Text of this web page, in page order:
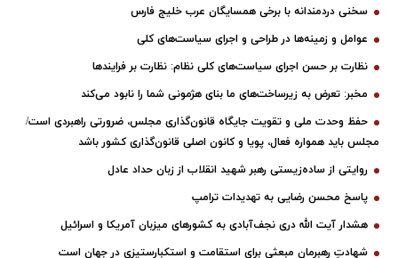
سخنی دردمندانه با برخی همسایگان عرب خلیج فارس
عوامل و زمینه‌ها در طراحی و اجرای سیاست‌های کلی
نظارت بر حسن اجرای سیاست‌های کلی نظام: نظارت بر فرایندها
مخبر: تعرض به زیرساخت‌های ما بنای هژمونی شما را نابود می‌کند
حفظ وحدت ملی و تقویت جایگاه قانون‌گذاری مجلس، ضرورتی راهبردی است/
مجلس باید همواره فعال، پویا و کانون اصلی قانون‌گذاری کشور باشد
روایتی از ساده‌زیستی رهبر شهید انقلاب از زبان حداد عادل
پاسخ محسن رضایی به تهدیدات ترامپ
هشدار آیت الله دری نجف‌آبادی به کشورهای میزبان آمریکا و اسرائیل
شهادتِ رهبرمان مبعثی برای استقامت و استکبارستیزیِ در جهان است